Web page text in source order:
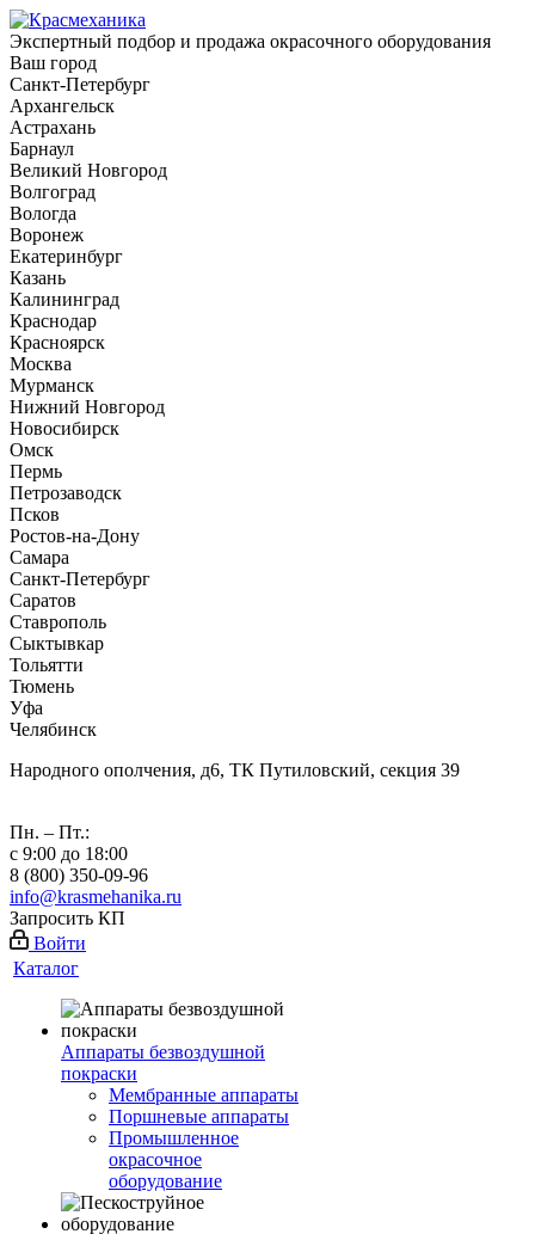
Экспертный подбор и продажа окрасочного оборудования
Ваш город
Санкт-Петербург
Архангельск
Астрахань
Барнаул
Великий Новгород
Волгоград
Вологда
Воронеж
Екатеринбург
Казань
Калининград
Краснодар
Красноярск
Москва
Мурманск
Нижний Новгород
Новосибирск
Омск
Пермь
Петрозаводск
Псков
Ростов-на-Дону
Самара
Санкт-Петербург
Саратов
Ставрополь
Сыктывкар
Тольятти
Тюмень
Уфа
Челябинск
Народного ополчения, д6, ТК Путиловский, секция 39
Пн. – Пт.:
с 9:00 до 18:00
8 (800) 350-09-96
info@krasmehanika.ru
Запросить КП
Войти
Каталог
Аппараты безвоздушной
покраски
Мембранные аппараты
Поршневые аппараты
Промышленное
окрасочное
оборудование